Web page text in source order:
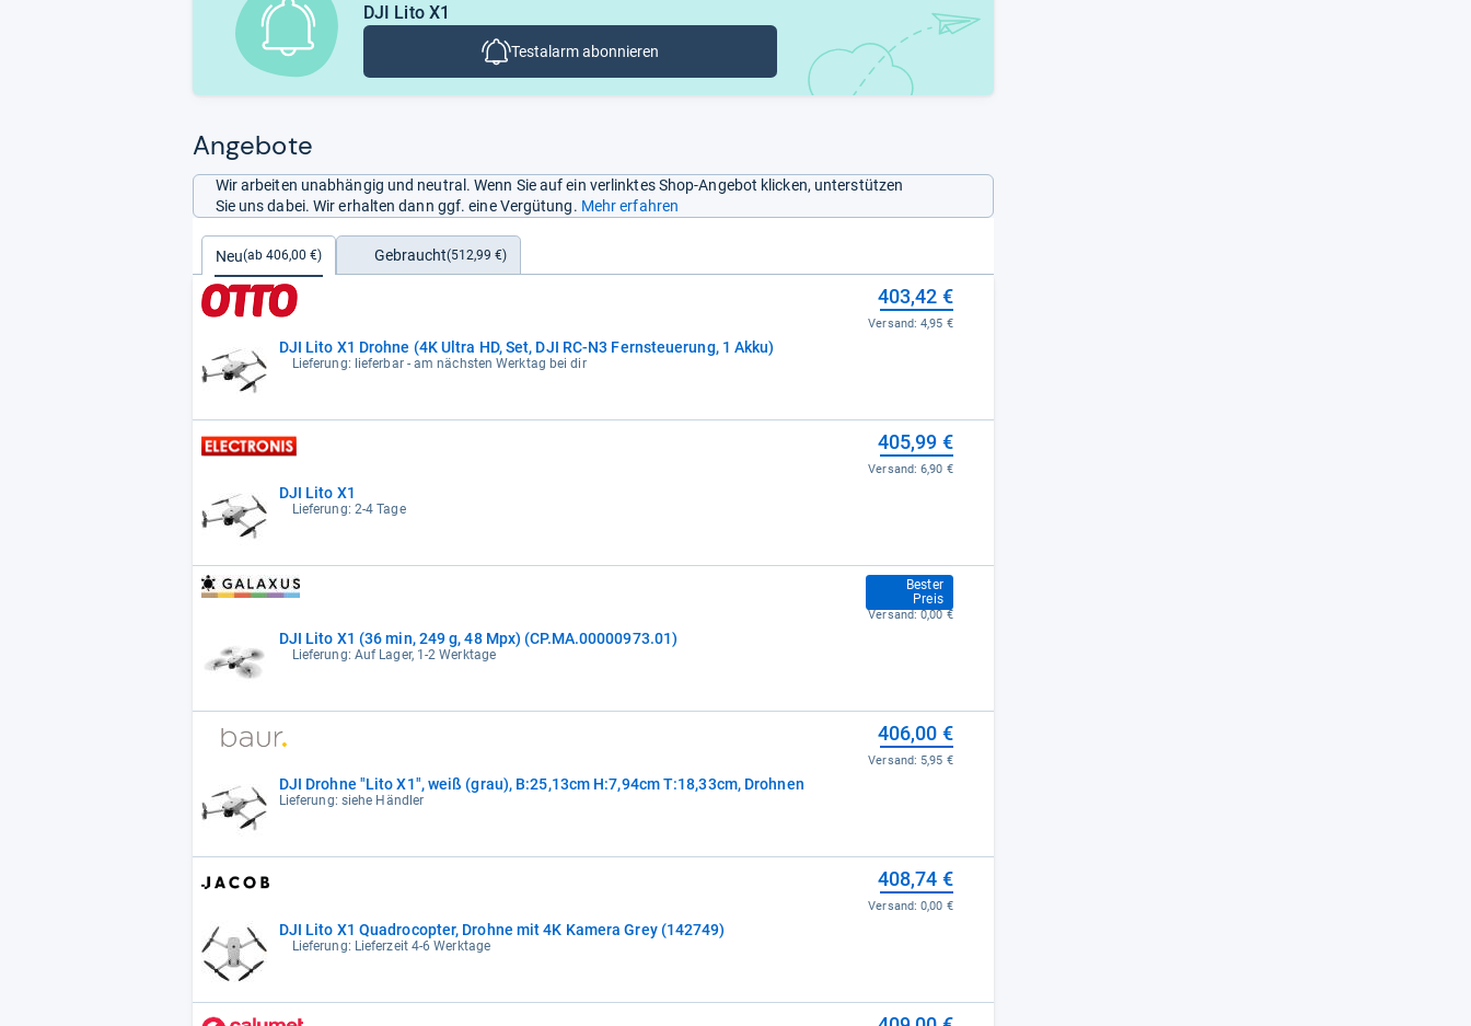
DJI Lito X1
Testalarm abonnieren
Angebote
Wir arbeiten unabhängig und neutral. Wenn Sie auf ein verlinktes Shop-Angebot klicken, unterstützen
Sie uns dabei. Wir erhalten dann ggf. eine Vergütung. Mehr erfahren
Neu(ab 406,00 €) Gebraucht(512,99 €)
DJI Lito X1 Drohne (4K Ultra HD, Set, DJI RC-N3 Fernsteuerung, 1 Akku)
Lieferung: lieferbar - am nächsten Werktag bei dir
403,42 €
Versand:4,95 €
DJI Lito X1
Lieferung: 2-4 Tage
405,99 €
Versand:6,90 €
DJI Lito X1 (36 min, 249 g, 48 Mpx) (CP.MA.00000973.01)
Lieferung: Auf Lager, 1-2 Werktage
Bester
Preis
406,00 €
Versand:0,00 €
DJI Drohne "Lito X1", weiß (grau), B:25,13cm H:7,94cm T:18,33cm, Drohnen
Lieferung: siehe Händler
406,00 €
Versand: 5,95 €
DJI Lito X1 Quadrocopter, Drohne mit 4K Kamera Grey (142749)
Lieferung: Lieferzeit 4-6 Werktage
408,74 €
Versand:0,00 €